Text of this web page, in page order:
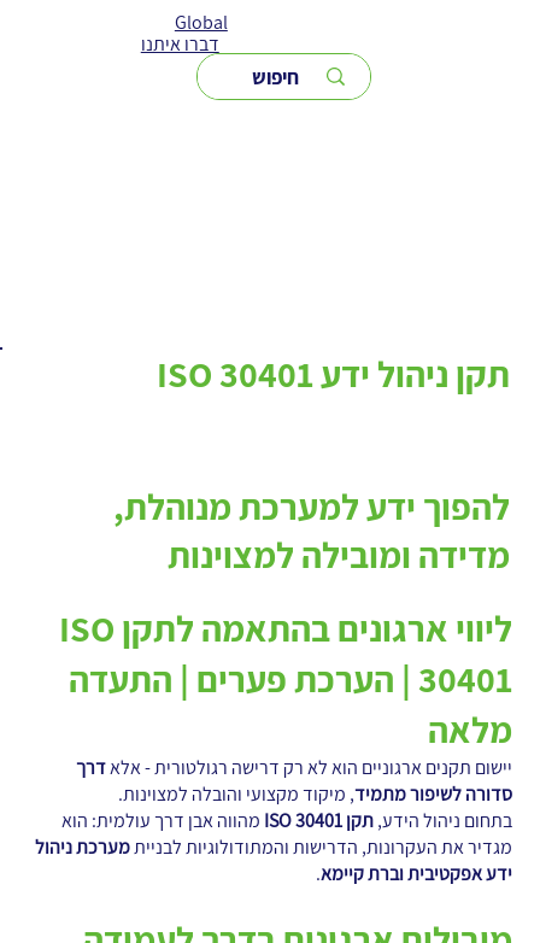
Global
דברו איתנו
ליווי ארגונים בהתאמה לתקן ISO
30401 | הערכת פערים | התעדה
מלאה
יישום תקנים ארגוניים הוא לא רק דרישה רגולטורית - אלאדרך
סדורה לשיפור מתמיד, מיקוד מקצועי והובלה למצוינות.
בתחום ניהול הידע,תקן ISO 30401
מהווה אבן דרך עולמית: הוא
מגדיר את העקרונות, הדרישות והמתודולוגיות לבנייתמערכת ניהול
ידע אפקטיבית וברת קיימא.
תקן ניהול ידע ISO 30401
להפוך ידע למערכת מנוהלת,
מדידה ומובילה למצוינות